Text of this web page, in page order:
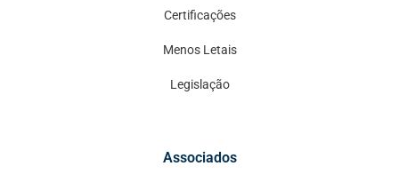
Certificações
Menos Letais
Legislação
Associados